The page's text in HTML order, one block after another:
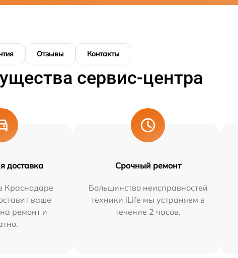
Отзывы Контакты
сервис-центра
доставка
Краснодаре
ваше
ремонт и
Срочный ремонт
Большинство неисправностей
техники iLife мы устраняем в
течение 2 часов.